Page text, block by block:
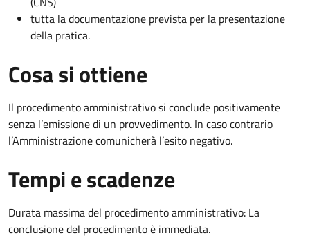
tutta la documentazione prevista per la presentazione
della pratica.
Cosa si ottiene
Il procedimento amministrativo si conclude positivamente
senza l’emissione di un provvedimento. In caso contrario
l’Amministrazione comunicherà l’esito negativo.
Tempi e scadenze
Durata massima del procedimento amministrativo: La
conclusione del procedimento è immediata.